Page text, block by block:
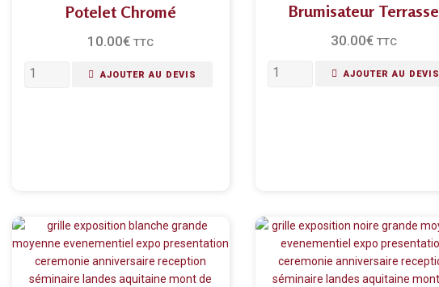
Potelet Chromé
10.00€ TTC
AJOUTER AU DEVIS
Brumisateur Terrasse
30.00€ TTC
AJOUTER AU DEVIS